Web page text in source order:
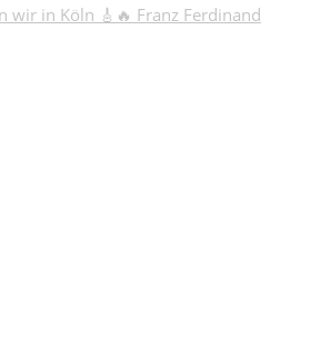
wir in Köln 🎸🔥 Franz Ferdinand